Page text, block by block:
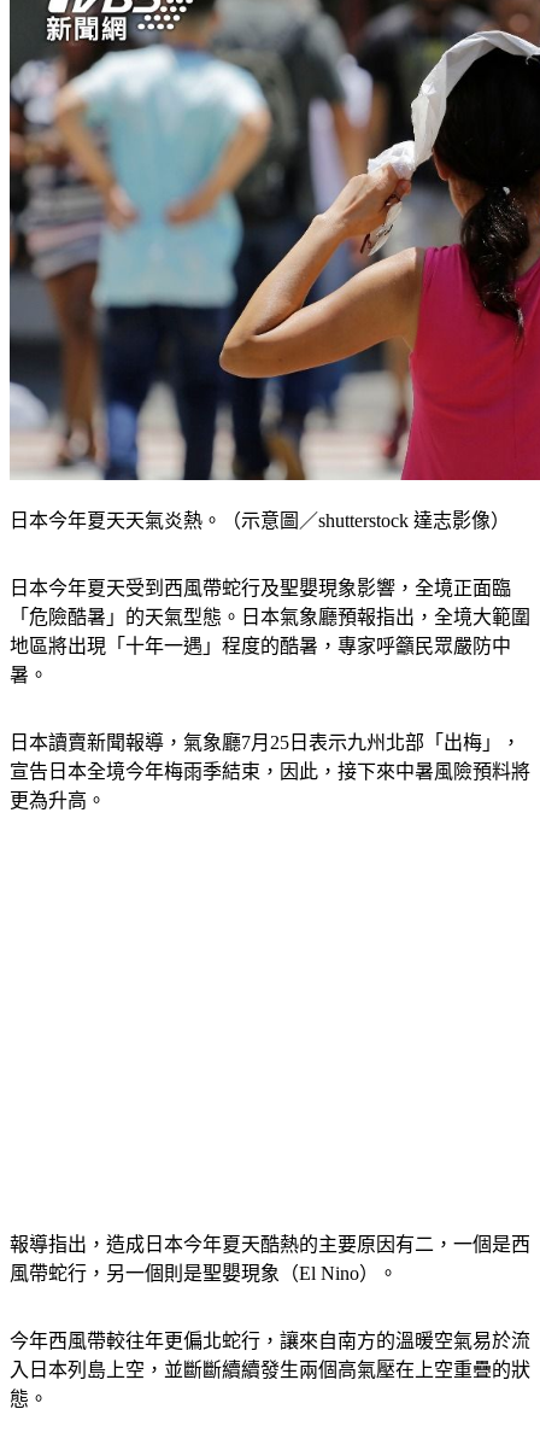
日本今年夏天天氣炎熱。（示意圖／shutterstock 達志影像）
日本今年夏天受到西風帶蛇行及聖嬰現象影響，全境正面臨
「危險酷暑」的天氣型態。日本氣象廳預報指出，全境大範圍
地區將出現「十年一遇」程度的酷暑，專家呼籲民眾嚴防中
暑。
日本讀賣新聞報導，氣象廳7月25日表示九州北部「出梅」，
宣告日本全境今年梅雨季結束，因此，接下來中暑風險預料將
更為升高。
報導指出，造成日本今年夏天酷熱的主要原因有二，一個是西
風帶蛇行，另一個則是聖嬰現象（El Nino）。
今年西風帶較往年更偏北蛇行，讓來自南方的溫暖空氣易於流
入日本列島上空，並斷斷續續發生兩個高氣壓在上空重疊的狀
態。